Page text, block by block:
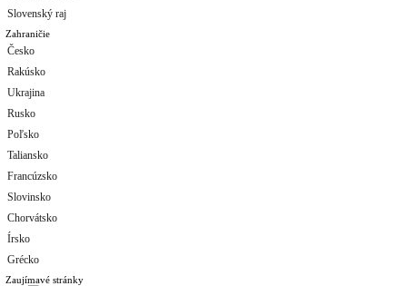
Slovenský raj
Zahraničie
Česko
Rakúsko
Ukrajina
Rusko
Poľsko
Taliansko
Francúzsko
Slovinsko
Chorvátsko
Írsko
Grécko
Zaujímavé stránky